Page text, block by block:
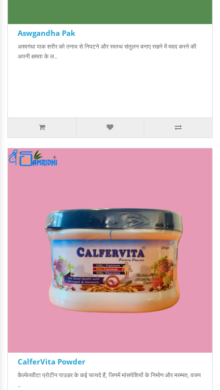
Aswgandha Pak
अश्वगंधा पाक शरीर को तनाव से निपटने और स्वस्थ संतुलन बनाए रखने में मदद करने की
अपनी क्षमता के ल..
CalferVita Powder
कैल्फे र वीटा प्रोटीन पाउडर के कई फायदे हैं, जिनमें मांसपेशियों के निर्माण और मरम्मत, वजन
..